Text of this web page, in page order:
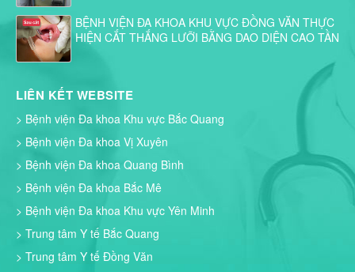
BỆNH VIỆN ĐA KHOA KHU VỰC ĐỒNG VĂN THỰC
HIỆN CẮT THẮNG LƯỠI BẰNG DAO DIỆN CAO TẦN
LIÊN KẾT WEBSITE
> Bệnh viện Đa khoa Khu vực Bắc Quang
> Bệnh viện Đa khoa Vị Xuyên
> Bệnh viện Đa khoa Quang Bình
> Bệnh viện Đa khoa Bắc Mê
> Bệnh viện Đa khoa Khu vực Yên Minh
> Trung tâm Y tế Bắc Quang
> Trung tâm Y tế Đồng Văn